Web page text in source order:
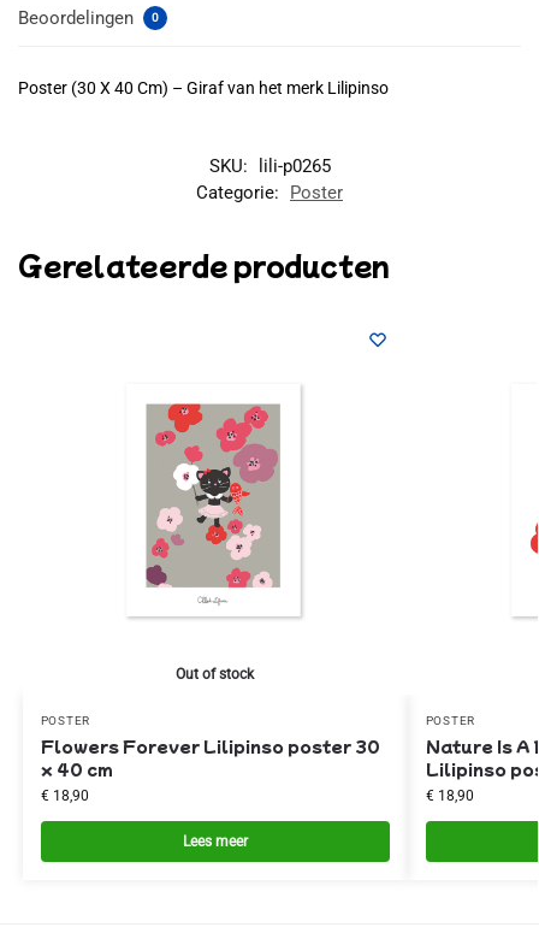
Beoordelingen 0
Poster (30 X 40 Cm) – Giraf van het merk Lilipinso
SKU:
lili-p0265
Categorie:
Poster
Gerelateerde producten
Out of stock
POSTER
Flowers Forever Lilipinso poster 30
x 40 cm
€18,90
Lees meer
POSTER
Nature Is A
Lilipinso
€18,90